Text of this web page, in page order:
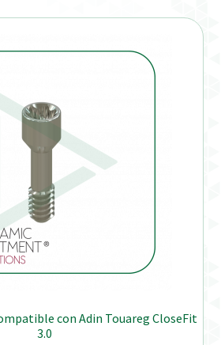
con Adin Touareg CloseFit
3.0